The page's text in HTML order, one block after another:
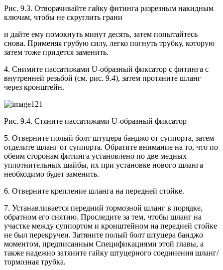
Рис. 9.3. Отворачивайте гайку фитинга разрезным накидным
ключам, чтобы не скруглить грани
и дайте ему помокнуть минут десять, затем попытайтесь
снова. Применяя грубую силу, легко погнуть трубку, которую
затем тоже придется заменить.
4. Снимите пассатижами U-образный фиксатор с фитинга с
внутренней резьбой (см. рис. 9.4), затем протяните шланг
через кронштейн.
Рис. 9.4. Стяните пассатижами U-образный фиксатор
5. Отверните полый болт штуцера банджо от суппорта, затем
отделите шланг от суппорта. Обратите внимание на то, что по
обеим сторонам фитинга установлено по две медных
уплотнительных шайбы, их при установке нового шланга
необходимо будет заменить.
6. Отверните крепление шланга на передней стойке.
7. Устанавливается передний тормозной шланг в порядке,
обратном его снятию. Проследите за тем, чтобы шланг на
участке между суппортом и кронштейном на передней стойке
не был перекручен. Затяните полый болт штуцера банджо
моментом, предписанным Спецификациями этой главы, а
также надежно затяните гайку штуцерного соединения шланг/
тормозная трубка.